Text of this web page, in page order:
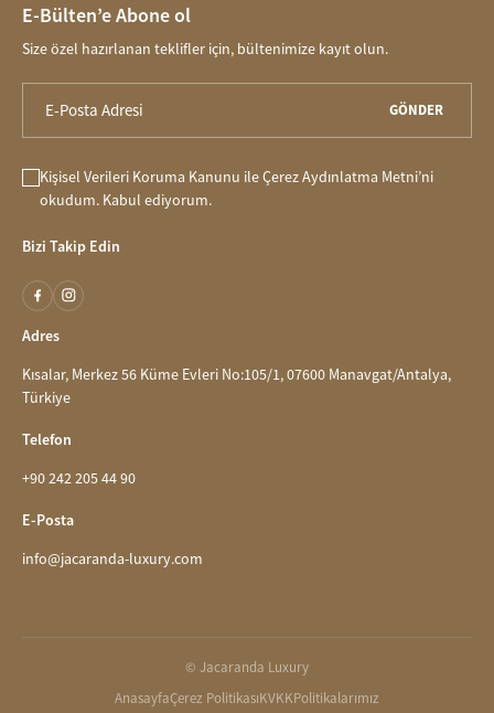
E-Bülten’e Abone ol
Size özel hazırlanan teklifler için, bültenimize kayıt olun.
GÖNDER
Kişisel Verileri Koruma Kanunu ileÇerez Aydınlatma Metni’ni
okudum. Kabul ediyorum.
Bizi Takip Edin
Adres
Kısalar, Merkez 56 Küme Evleri No:105/1, 07600 Manavgat/Antalya,
Türkiye
Telefon
+90 242 205 44 90
E-Posta
info@jacaranda-luxury.com
© Jacaranda Luxury
AnasayfaÇerez PolitikasıKVKKPolitikalarımız